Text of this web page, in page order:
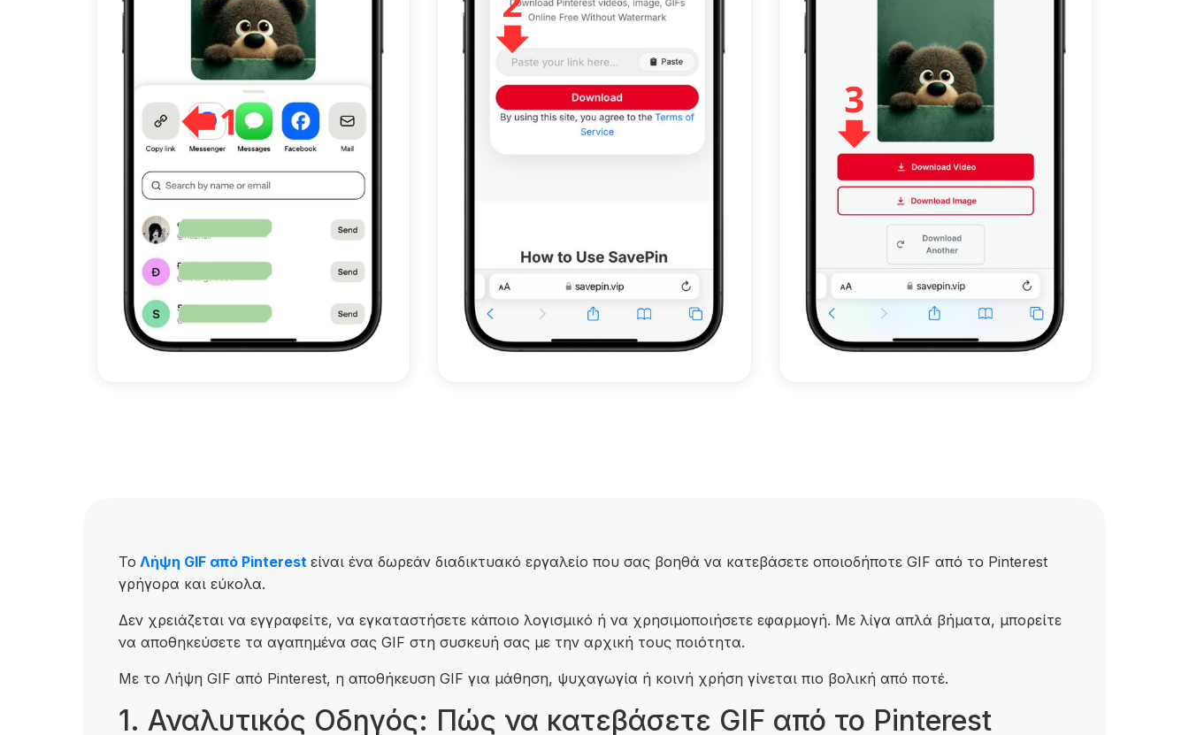
Το Λήψη GIF από Pinterestείναι ένα δωρεάν διαδικτυακό εργαλείο που σας βοηθά να κατεβάσετε οποιοδήποτε GIF από το Pinterest
γρήγορα και εύκολα.
Δεν χρειάζεται να εγγραφείτε, να εγκαταστήσετε κάποιο λογισμικό ή να χρησιμοποιήσετε εφαρμογή. Με λίγα απλά βήματα, μπορείτε
να αποθηκεύσετε τα αγαπημένα σας GIF στη συσκευή σας με την αρχική τους ποιότητα.
Με το Λήψη GIF από Pinterest, η αποθήκευση GIF για μάθηση, ψυχαγωγία ή κοινή χρήση γίνεται πιο βολική από ποτέ.
1. Αναλυτικός Οδηγός: Πώς να κατεβάσετε GIF από το Pinterest